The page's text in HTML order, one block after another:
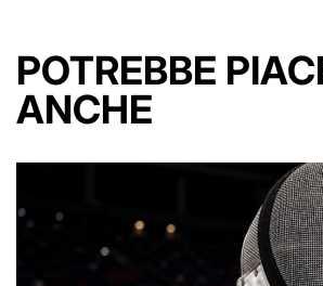
POTREBBE
ANCHE